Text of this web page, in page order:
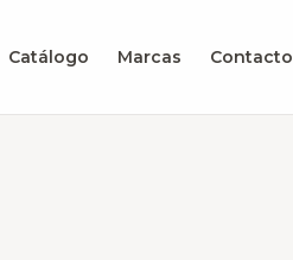
Catálogo Marcas Contacto